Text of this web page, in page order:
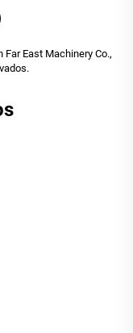
East Machinery Co.,